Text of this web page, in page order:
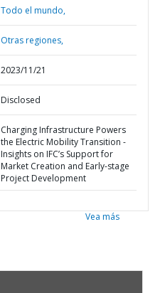
Todo el mundo,
Otras regiones,
2023/11/21
Disclosed
Charging Infrastructure Powers
the Electric Mobility Transition -
Insights on IFC’s Support for
Market Creation and Early-stage
Project Development
Vea más